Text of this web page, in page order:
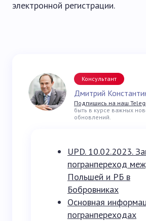
электронной регистрации.
Консультант
Дмитрий
Подпишись на наш
быть в курсе важных
обновлений.
UPD. 10.02.2023.
погранпереход
Польшей и РБ в
Бобровниках
Основная
погранпереходах